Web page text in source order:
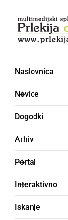
Naslovnica
Novice
Dogodki
Arhiv
Portal
Interaktivno
Iskanje
KULTURA IN